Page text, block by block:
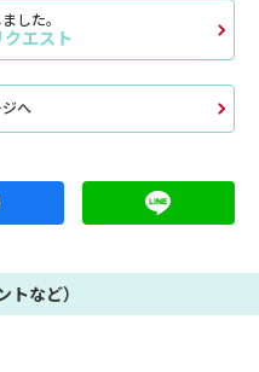
した。
エスト
へ
など）